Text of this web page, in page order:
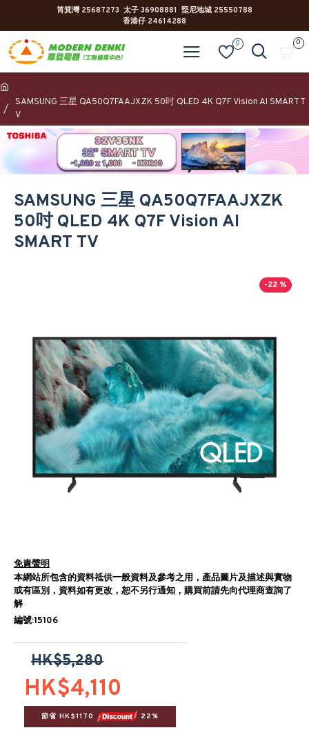
筲箕灣 25687273 太子 36908881 堅尼地城 25550788
香港仔 24614288
0 0
SAMSUNG 三星 QA50Q7FAAJXZK 50吋 QLED 4K Q7F Vision AI SMART T
V
SAMSUNG 三星 QA50Q7FAAJXZK
50吋 QLED 4K Q7F Vision AI
SMART TV
-22 %
免責聲明
本網站所包含的資料祗供一般資料及參考之用，產品圖片及描述與實物
或有區別，資料如有更改，恕不另行通知，購買前請先向代理商查詢了
解
編號:15106
HK$4,110
HK$5,280
節省 HK$1170 22%